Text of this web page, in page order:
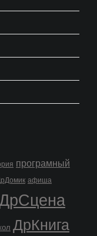
програмный
афиша
ДрКнига